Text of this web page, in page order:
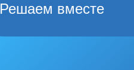
Решаем вместе